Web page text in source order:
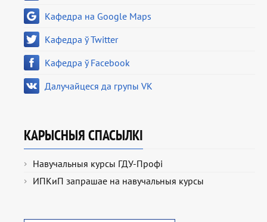
Кафедра на Google Maps
Кафедра ў Twitter
Кафедра ў Facebook
Далучайцеся да групы VK
КАРЫСНЫЯ СПАСЫЛКІ
Навучальныя курсы ГДУ-Профі
ИПКиП запрашае на навучальныя курсы